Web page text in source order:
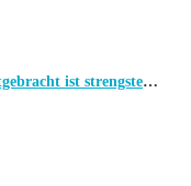
ist strengstens verboten